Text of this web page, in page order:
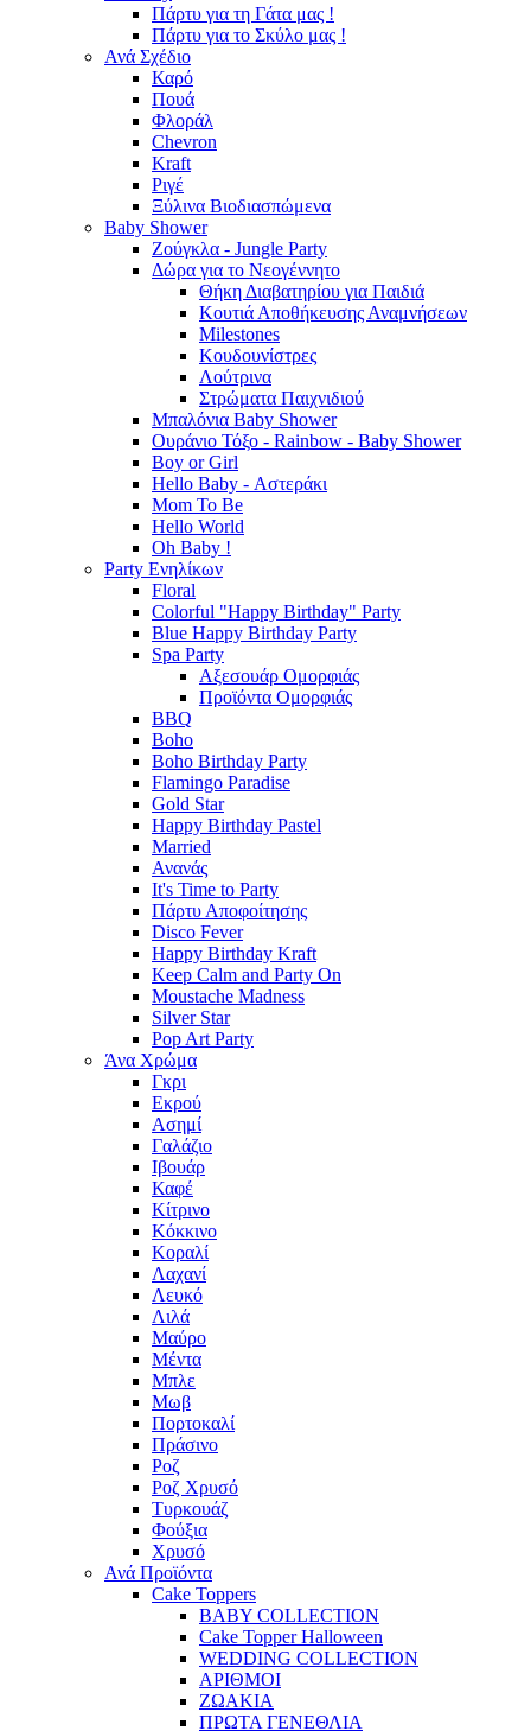
Πάρτυ για τη Γάτα μας !
Πάρτυ για το Σκύλο μας !
Ανά Σχέδιο
Καρό
Πουά
Φλοράλ
Chevron
Kraft
Ριγέ
Ξύλινα Βιοδιασπώμενα
Baby Shower
Ζούγκλα - Jungle Party
Δώρα για το Νεογέννητο
Θήκη Διαβατηρίου για Παιδιά
Κουτιά Αποθήκευσης Αναμνήσεων
Milestones
Κουδουνίστρες
Λούτρινα
Στρώματα Παιχνιδιού
Μπαλόνια Baby Shower
Ουράνιο Τόξο - Rainbow - Baby Shower
Boy or Girl
Hello Baby - Αστεράκι
Mom To Be
Hello World
Oh Baby !
Party Ενηλίκων
Floral
Colorful "Happy Birthday" Party
Blue Happy Birthday Party
Spa Party
Αξεσουάρ Ομορφιάς
Προϊόντα Ομορφιάς
BBQ
Boho
Boho Birthday Party
Flamingo Paradise
Gold Star
Happy Birthday Pastel
Married
Ανανάς
It's Time to Party
Πάρτυ Αποφοίτησης
Disco Fever
Happy Birthday Kraft
Keep Calm and Party On
Moustache Madness
Silver Star
Pop Art Party
Άνα Χρώμα
Γκρι
Εκρού
Ασημί
Γαλάζιο
Ιβουάρ
Καφέ
Κίτρινο
Κόκκινο
Κοραλί
Λαχανί
Λευκό
Λιλά
Μαύρο
Μέντα
Μπλε
Μωβ
Πορτοκαλί
Πράσινο
Ροζ
Ροζ Χρυσό
Τυρκουάζ
Φούξια
Χρυσό
Ανά Προϊόντα
Cake Toppers
BABY COLLECTION
Cake Topper Halloween
WEDDING COLLECTION
ΑΡΙΘΜΟΙ
ΖΩΑΚΙΑ
ΠΡΩΤΑ ΓΕΝΕΘΛΙΑ